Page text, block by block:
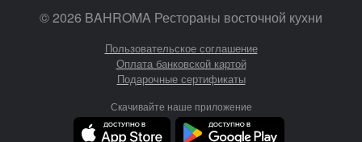
©2026 BAHROMA Рестораны восточной кухни
Пользовательское соглашение
Оплата банковской картой
Подарочные сертификаты
Скачивайте наше приложение